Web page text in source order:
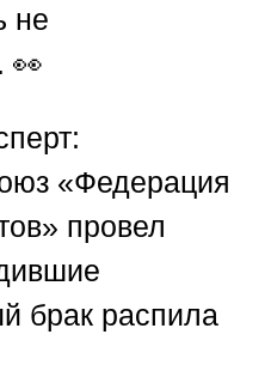
не
👀
«Федерация
провел
брак распила